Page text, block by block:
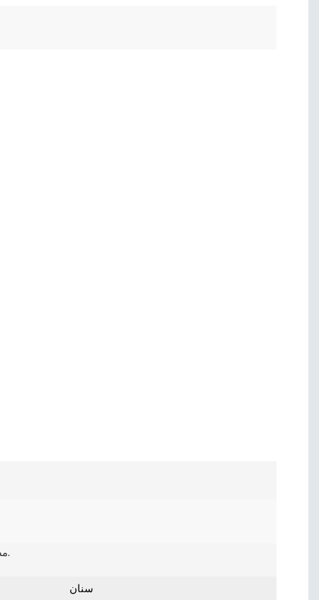
مواصفات شريط LED مصممة لتتوافق تمامًا مع متطلبات الإضاءة الخاصة بك.
سنان